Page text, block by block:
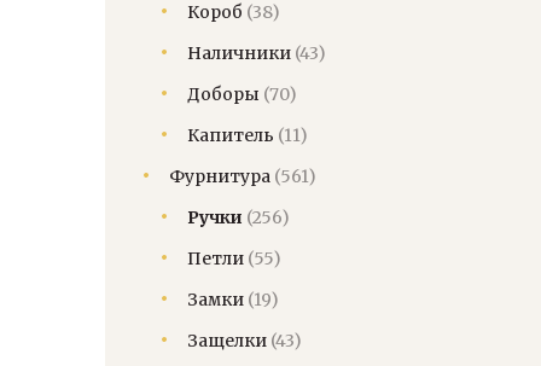
Короб (38)
Наличники (43)
Доборы (70)
Капитель (11)
Фурнитура (561)
Ручки (256)
Петли (55)
Замки (19)
Защелки (43)